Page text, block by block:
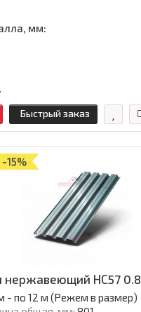
мм:
Быстрый заказ
15%
нержавеющий НС57 0.8
- по 12 м (Режем в размер)